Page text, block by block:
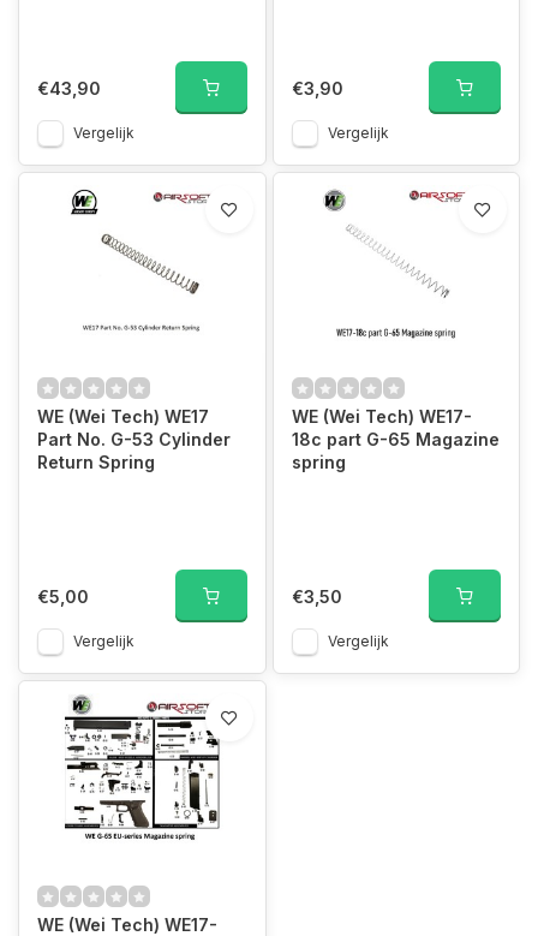
€43,90
Vergelijk
€3,90
Vergelijk
WE (Wei Tech) WE17
Part No. G-53 Cylinder
Return Spring
€5,00
Vergelijk
WE (Wei Tech) WE17-
18c part G-65 Magazine
spring
€3,50
Vergelijk
WE (Wei Tech) WE17-